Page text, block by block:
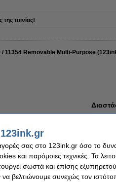
ταινίας!
/ 11354 Removable Multi-Purpose
17,50
14,11 €
σας στο 123ink.gr όσο το
και παρόμοιες τεχνικές. Τα
σωστά και επίσης
βελτιώνουμε συνεχώς τον